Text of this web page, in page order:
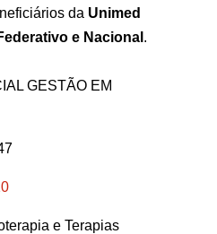
da Unimed
e Nacional .
GESTÃO EM
e Terapias